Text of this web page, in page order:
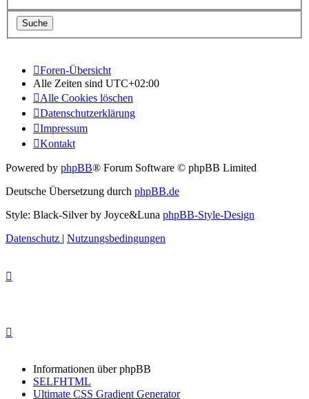
Foren-Übersicht
Alle Zeiten sind UTC+02:00
Alle Cookies löschen
Datenschutzerklärung
Impressum
Kontakt
Powered by phpBB® Forum Software © phpBB Limited
Deutsche Übersetzung durch phpBB.de
Style: Black-Silver by Joyce&Luna phpBB-Style-Design
Datenschutz | Nutzungsbedingungen
Informationen über phpBB
SELFHTML
Ultimate CSS Gradient Generator